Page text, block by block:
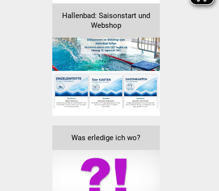
Industriekultur
Senioren
Stadtseniorenrat
Sommerwochen für
Seniorenwohn- und
Pflegeheim
Familien
Hallenbad: Saisonstart und
Webshop
Was erledige ich wo?